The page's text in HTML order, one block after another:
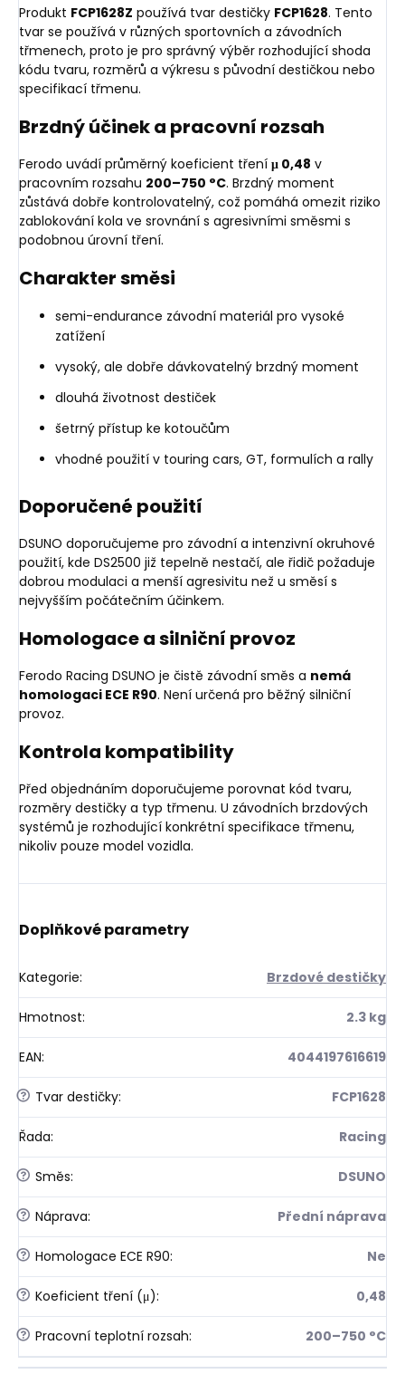
Produkt FCP1628Z používá tvar destičky FCP1628. Tento
tvar se používá v různých sportovních a závodních
třmenech, proto je pro správný výběr rozhodující shoda
kódu tvaru, rozměrů a výkresu s původní destičkou nebo
specifikací třmenu.
Brzdný účinek a pracovní rozsah
Ferodo uvádí průměrný koeficient tření μ 0,48 v
pracovním rozsahu 200–750 °C. Brzdný moment
zůstává dobře kontrolovatelný, což pomáhá omezit riziko
zablokování kola ve srovnání s agresivními směsmi s
podobnou úrovní tření.
Charakter směsi
semi-endurance závodní materiál pro vysoké
zatížení
vysoký, ale dobře dávkovatelný brzdný moment
dlouhá životnost destiček
šetrný přístup ke kotoučům
vhodné použití v touring cars, GT, formulích a rally
Doporučené použití
DSUNO doporučujeme pro závodní a intenzivní okruhové
použití, kde DS2500 již tepelně nestačí, ale řidič požaduje
dobrou modulaci a menší agresivitu než u směsí s
nejvyšším počátečním účinkem.
Homologace a silniční provoz
Ferodo Racing DSUNO je čistě závodní směs a nemá
homologaci ECE R90. Není určená pro běžný silniční
provoz.
Kontrola kompatibility
Před objednáním doporučujeme porovnat kód tvaru,
rozměry destičky a typ třmenu. U závodních brzdových
systémů je rozhodující konkrétní specifikace třmenu,
nikoliv pouze model vozidla.
Doplňkové parametry
Kategorie: Brzdové destičky
Hmotnost: 2.3 kg
EAN: 4044197616619
? Tvar destičky: FCP1628
Řada: Racing
? Směs: DSUNO
? Náprava: Přední náprava
? Homologace ECE R90: Ne
? Koeficient tření (μ): 0,48
? Pracovní teplotní rozsah: 200–750 °C